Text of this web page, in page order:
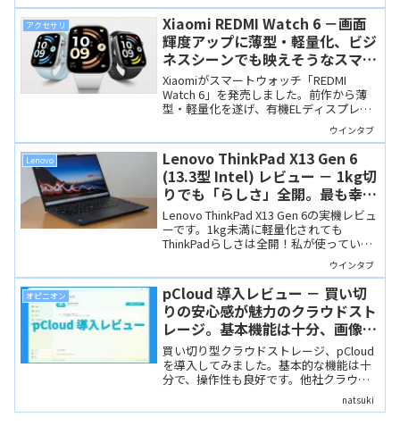
事」をするのにはよさそうです。
アクセサリ
Xiaomi REDMI Watch 6 －画面
輝度アップに薄型・軽量化、ビジ
ネスシーンでも映えそうなスマー
トウォッチ
Xiaomiがスマートウォッチ「REDMI
Watch 6」を発売しました。前作から薄
型・軽量化を遂げ、有機ELディスプレイ
は最大2,000 nitsと、一段と明るくなりま
した。5月27日まで早割価格11,980円で販
売中です。
ウインタブ
Lenovo
Lenovo ThinkPad X13 Gen 6
(13.3型 Intel) レビュー － 1kg切
りでも「らしさ」全開。最も幸せ
になれるモバイルThinkPadだと
私は思う
Lenovo ThinkPad X13 Gen 6の実機レビュ
ーです。1kg未満に軽量化されても
ThinkPadらしさは全開！私が使っている
X13 Gen 4と比較しながら、その実力をチ
ウインタブ
オピニオン
pCloud 導入レビュー － 買い切
りの安心感が魅力のクラウドスト
レージ。基本機能は十分、画像整
理やデータ移行も使いやすい
買い切り型クラウドストレージ、pCloud
を導入してみました。基本的な機能は十
分で、操作性も良好です。他社クラウド
ストレージからのデータバックアップが
行いやすくなっているのは面白い点。一
natsuki